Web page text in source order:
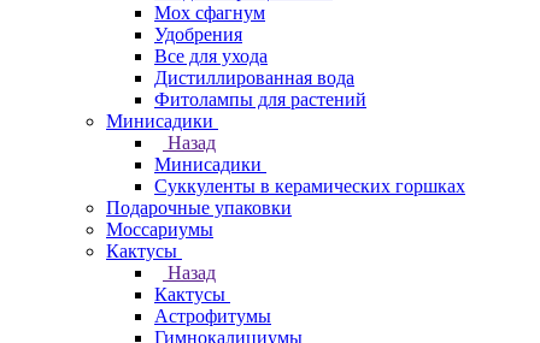
Мох сфагнум
Удобрения
Все для ухода
Дистиллированная вода
Фитолампы для растений
Минисадики
Назад
Минисадики
Суккуленты в керамических горшках
Подарочные упаковки
Моссариумы
Кактусы
Назад
Кактусы
Астрофитумы
Гимнокалициумы